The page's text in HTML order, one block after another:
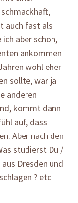
auch fast als
aber schon,
ankommen
wohl eher
sollte, war ja
anderen
kommt dann
auf, dass
Aber nach den
studierst Du /
Dresden und
? etc